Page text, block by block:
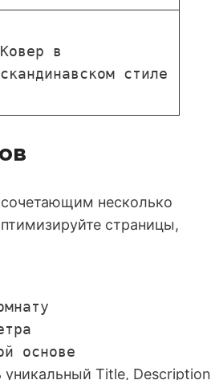
Ковер в
скандинавском стиле
несколько
страницы,
основе
Title, Description